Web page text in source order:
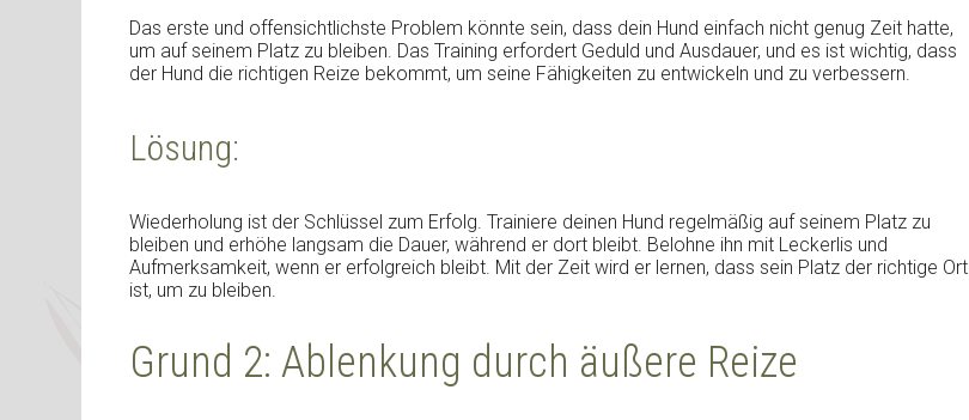
Das erste und offensichtlichste Problem könnte sein, dass dein Hund einfach nicht genug Zeit hatte,
um auf seinem Platz zu bleiben. Das Training erfordert Geduld und Ausdauer, und es ist wichtig, dass
der Hund die richtigen Reize bekommt, um seine Fähigkeiten zu entwickeln und zu verbessern.
Lösung:
Wiederholung ist der Schlüssel zum Erfolg. Trainiere deinen Hund regelmäßig auf seinem Platz zu
bleiben und erhöhe langsam die Dauer, während er dort bleibt. Belohne ihn mit Leckerlis und
Aufmerksamkeit, wenn er erfolgreich bleibt. Mit der Zeit wird er lernen, dass sein Platz der richtige Ort
ist, um zu bleiben.
Grund 2: Ablenkung durch äußere Reize